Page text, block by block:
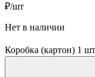
₽/шт
Нет в наличии
Коробка (картон) 1